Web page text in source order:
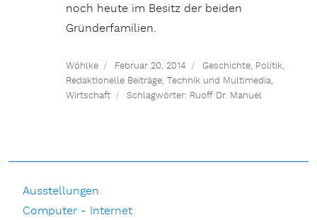
noch heute im Besitz der beiden
Gründerfamilien.
Wöhlke Februar 20, 2014 Geschichte, Politik,
Redaktionelle Beiträge,Technik und Multimedia,
Wirtschaft
Schlagwörter: Ruoff Dr. Manuel
Ausstellungen
Computer - Internet